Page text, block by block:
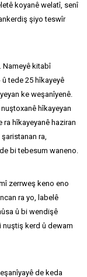
koyanê welatî, senî
şiyo teswîr
Nameyê kitabî
û tede 25 hîkayeyê
ke weşanîyenê.
hîkayeyan
hîkayeyanê haziran
ra,
bi tebesum waneno.
zerrweş keno eno
ra yo, labelê
û bi wendişê
nuştiş kerd û dewam
de keda